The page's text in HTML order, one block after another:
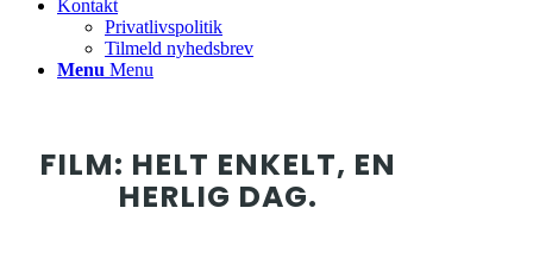
Kontakt
Privatlivspolitik
Tilmeld nyhedsbrev
Menu Menu
FILM: HELT ENKELT, EN
HERLIG DAG.